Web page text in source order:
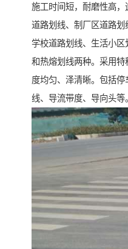
施工时间短，耐磨性高，
道路划线、制厂区道路划
学校道路划线、生活小
和热熔划线两种。采用
度均匀、泽清晰。包括
线、导流带度、导向头等。